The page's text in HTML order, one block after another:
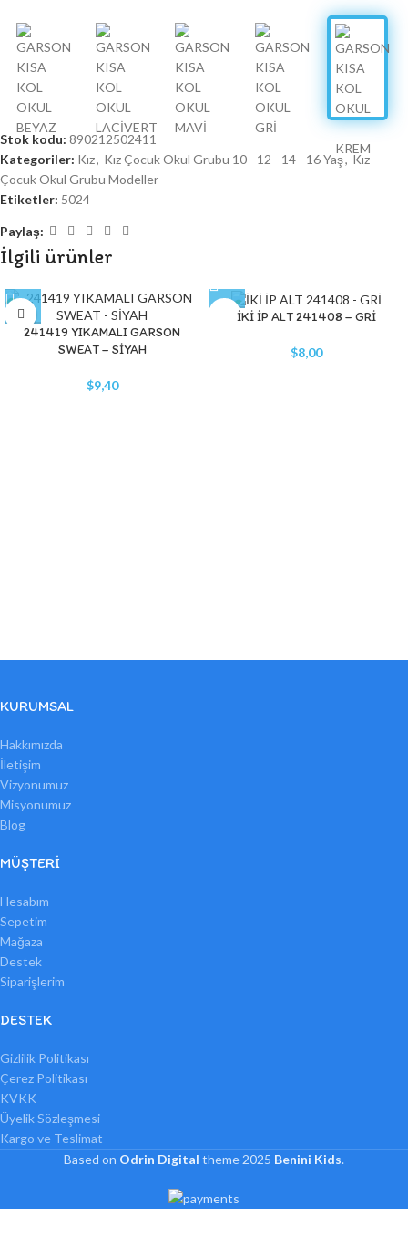
Stok kodu: 890212502411
Kategoriler: Kız, Kız Çocuk Okul Grubu 10 - 12 - 14 - 16 Yaş, Kız
Çocuk Okul Grubu Modeller
Etiketler: 5024
Paylaş:
İlgili ürünler
241419 YIKAMALI GARSON
SWEAT – SİYAH
$9,40
İKİ İP ALT 241408 – GRİ
$8,00
KURUMSAL
Hakkımızda
İletişim
Vizyonumuz
Misyonumuz
Blog
MÜŞTERI
Hesabım
Sepetim
Mağaza
Destek
Siparişlerim
DESTEK
Gizlilik Politikası
Çerez Politikası
KVKK
Üyelik Sözleşmesi
Kargo ve Teslimat
Based on Odrin Digital theme 2025 Benini Kids.